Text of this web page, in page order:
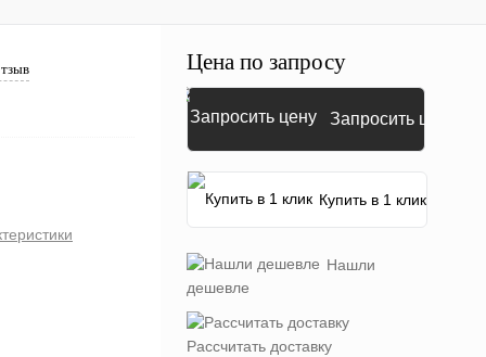
Цена по запросу
Запросить цену
Купить в 1 клик
Нашли
дешевле
Рассчитать доставку